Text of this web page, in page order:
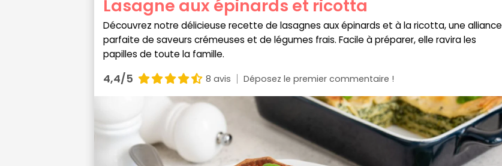
Lasagne aux épinards et ricotta
Découvrez notre délicieuse recette de lasagnes aux épinards et à la ricotta, une alliance
parfaite de saveurs crémeuses et de légumes frais. Facile à préparer, elle ravira les
papilles de toute la famille.
4,4/5 8 avis Déposez le premier commentaire !